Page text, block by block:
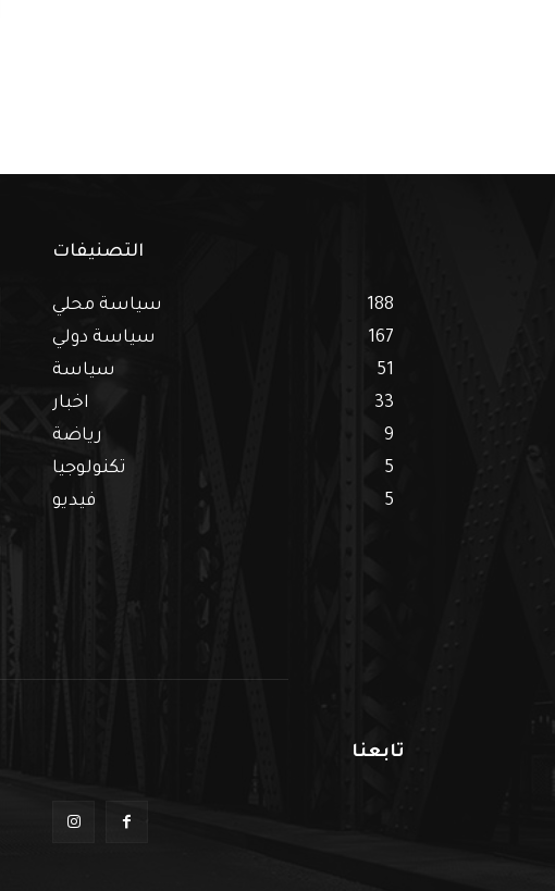
التصنيفات
سياسة محلي
188
سياسة دولي
167
سياسة
51
اخبار
33
رياضة
9
تكنولوجيا
5
فيديو
5
تابعنا